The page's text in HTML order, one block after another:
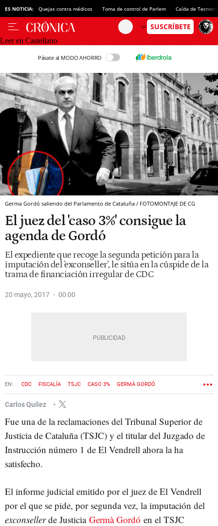
ES NOTICIA: Quejas contra médicos Toma de control de Parlem Caída de
Leer en Castellano
Pásate al MODO AHORRO
Germa Gordó saliendo del Parlamento de Cataluña / FOTOMONTAJE DE CG
El juez del 'caso 3%' consigue la
agenda de Gordó
El expediente que recoge la segunda petición para la
imputación del 'exconseller', le sitúa en la cúspide de la
trama de financiación irregular de CDC
20 mayo, 2017 00:00
CDC FISCALÍA TSJC CASO 3% GERMÀ GORDÓ
Carlos Quílez
Fue una de la reclamaciones del Tribunal Superior de
Justicia de Cataluña (TSJC) y el titular del Juzgado de
Instrucción número 1 de El Vendrell ahora la ha
satisfecho.
El informe judicial emitido por el juez de El Vendrell
por el que se pide, por segunda vez, la imputación del
exconsellerde Justicia Germà Gordó en el TSJC